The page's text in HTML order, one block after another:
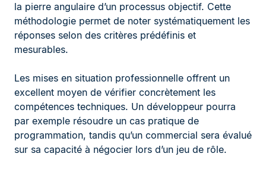
la pierre angulaire d’un processus objectif. Cette
méthodologie permet de noter systématiquement les
réponses selon des critères prédéfinis et
mesurables.
Les mises en situation professionnelle offrent un
excellent moyen de vérifier concrètement les
compétences techniques. Un développeur pourra
par exemple résoudre un cas pratique de
programmation, tandis qu’un commercial sera évalué
sur sa capacité à négocier lors d’un jeu de rôle.